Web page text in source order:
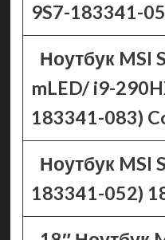
9S7-183341-
Ноутбук MSI
mLED/ i9-
183341-083)
Ноутбук MSI
183341-052)